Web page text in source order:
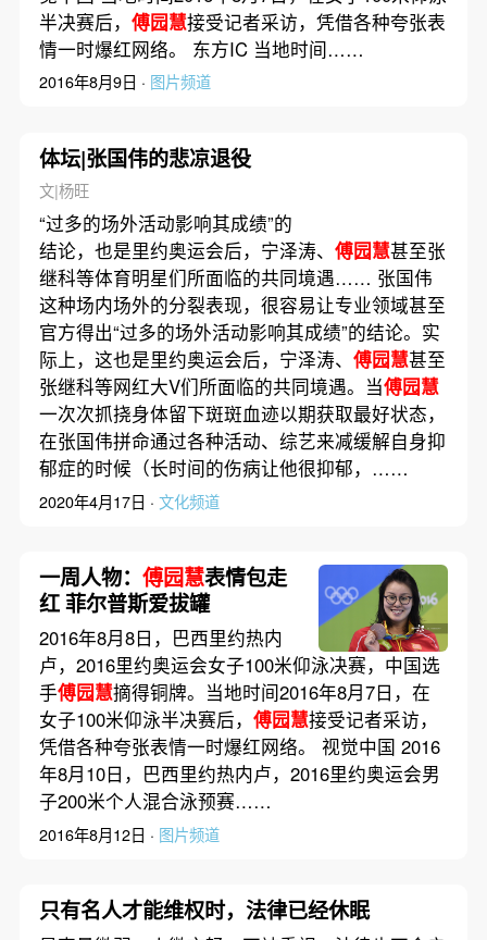
半决赛后， 傅园慧接受记者采访，凭借各种夸张表
情一时爆红网络。 东方IC 当地时间……
2016年8月9日 · 图片频道
体坛|张国伟的悲凉退役
文|杨旺
“过多的场外活动影响其成绩”的
结论，也是里约奥运会后，宁泽涛、 傅园慧甚至张
继科等体育明星们所面临的共同境遇…… 张国伟
这种场内场外的分裂表现，很容易让专业领域甚至
官方得出“过多的场外活动影响其成绩”的结论。实
际上，这也是里约奥运会后，宁泽涛、 傅园慧甚至
张继科等网红大V们所面临的共同境遇。当傅园慧
一次次抓挠身体留下斑斑血迹以期获取最好状态，
在张国伟拼命通过各种活动、综艺来减缓解自身抑
郁症的时候（长时间的伤病让他很抑郁，……
2020年4月17日 · 文化频道
一周人物： 傅园慧表情包走
红 菲尔普斯爱拔罐
2016年8月8日，巴西里约热内
卢，2016里约奥运会女子100米仰泳决赛，中国选
手傅园慧摘得铜牌。当地时间2016年8月7日，在
女子100米仰泳半决赛后， 傅园慧接受记者采访，
凭借各种夸张表情一时爆红网络。 视觉中国 2016
年8月10日，巴西里约热内卢，2016里约奥运会男
子200米个人混合泳预赛……
2016年8月12日 · 图片频道
只有名人才能维权时，法律已经休眠